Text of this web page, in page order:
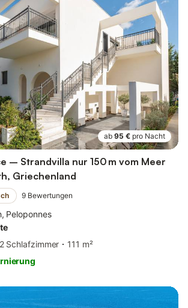
ab 95 € pro Nacht
– Strandvilla nur 150 m vom Meer
Griechenland
9 Bewertungen
Peloponnes
2 Schlafzimmer
111 m²